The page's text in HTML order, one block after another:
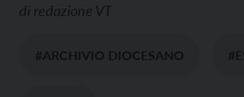
di redazione VT
#ARCHIVIO DIOCESANO